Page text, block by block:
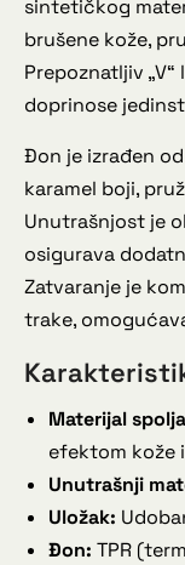
sintetičkog
brušene kože,
Prepoznatljiv
doprinose
Đon je izrađen
karamel boji,
Unutrašnjost je
osigurava
Zatvaranje je
trake,
Materijal
efektom kože
Unutrašnji
Uložak:
Đon: TPR